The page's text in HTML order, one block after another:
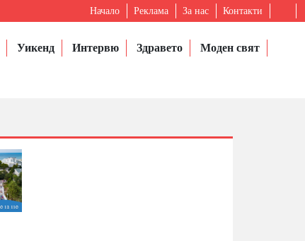
Начало Реклама За нас Контакти
Уикенд Интервю Здравето
Моден свят